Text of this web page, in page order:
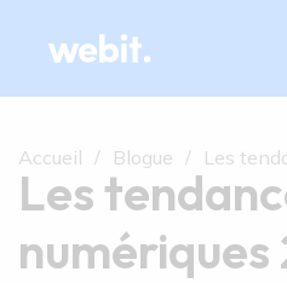
Accueil Blogue Les
Les
numériques